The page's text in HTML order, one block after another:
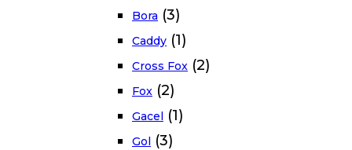
Bora (3)
Caddy (1)
Cross Fox (2)
Fox (2)
Gacel (1)
Gol (3)